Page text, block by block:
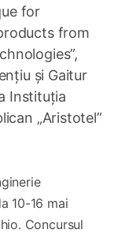
for
from
și Gaitur
Instituția
„Aristotel”
10-16 mai
Concursul